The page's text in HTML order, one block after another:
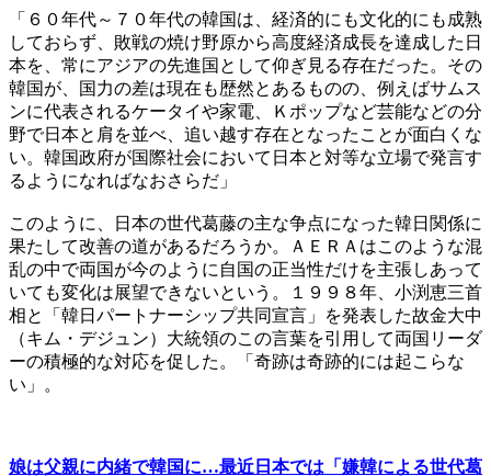
「６０年代～７０年代の韓国は、経済的にも文化的にも成熟
しておらず、敗戦の焼け野原から高度経済成長を達成した日
本を、常にアジアの先進国として仰ぎ見る存在だった。その
韓国が、国力の差は現在も歴然とあるものの、例えばサムス
ンに代表されるケータイや家電、Ｋポップなど芸能などの分
野で日本と肩を並べ、追い越す存在となったことが面白くな
い。韓国政府が国際社会において日本と対等な立場で発言す
るようになればなおさらだ」
このように、日本の世代葛藤の主な争点になった韓日関係に
果たして改善の道があるだろうか。ＡＥＲＡはこのような混
乱の中で両国が今のように自国の正当性だけを主張しあって
いても変化は展望できないという。１９９８年、小渕恵三首
相と「韓日パートナーシップ共同宣言」を発表した故金大中
（キム・デジュン）大統領のこの言葉を引用して両国リーダ
ーの積極的な対応を促した。「奇跡は奇跡的には起こらな
い」。
娘は父親に内緒で韓国に…最近日本では「嫌韓による世代葛